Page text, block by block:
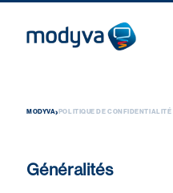
content
MODYVA›POLITIQUE DE CONFIDENTIALITÉ
Généralités